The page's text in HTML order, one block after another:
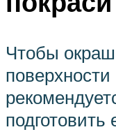
Чтобы
подготовить